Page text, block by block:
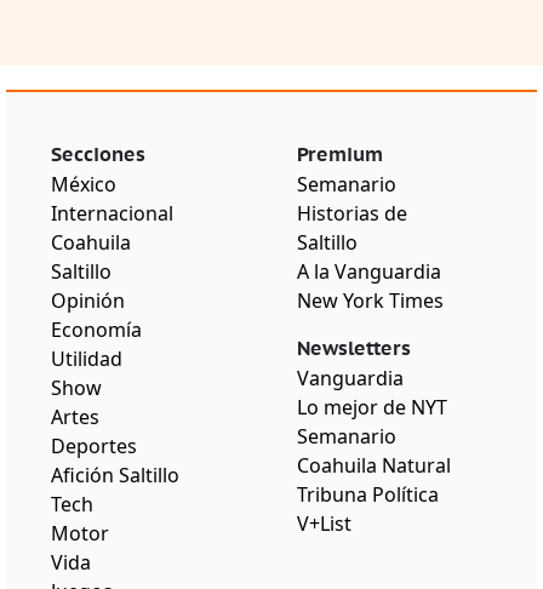
Secciones
México
Internacional
Coahuila
Saltillo
Opinión
Economía
Utilidad
Show
Artes
Deportes
Afición Saltillo
Tech
Motor
Vida
Premium
Semanario
Historias de
Saltillo
A la Vanguardia
New York Times
Newsletters
Vanguardia
Lo mejor de NYT
Semanario
Coahuila Natural
Tribuna Política
V+List